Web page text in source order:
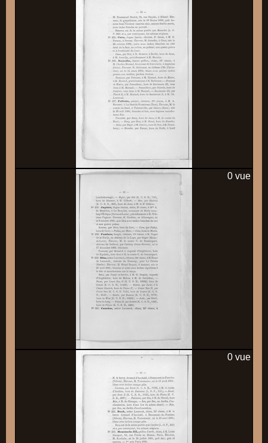
0 vue
0 vue